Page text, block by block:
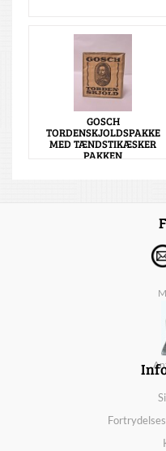
GOSCH
TORDENSKJOLDSPAKKE
MED TÆNDSTIKÆSKER
PAKKEN